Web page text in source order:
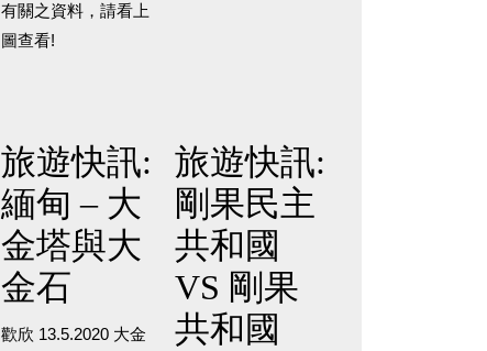
有關之資料，請看上
圖查看!
旅遊快訊:
緬甸 – 大
金塔與大
金石
歡欣 13.5.2020 大金
旅遊快訊:
剛果民主
共和國
VS 剛果
共和國